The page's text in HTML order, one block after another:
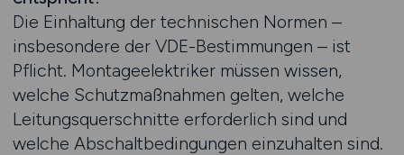
Die Einhaltung der technischen Normen –
insbesondere der VDE-Bestimmungen – ist
Pflicht. Montageelektriker müssen wissen,
welche Schutzmaßnahmen gelten, welche
Leitungsquerschnitte erforderlich sind und
welche Abschaltbedingungen einzuhalten sind.